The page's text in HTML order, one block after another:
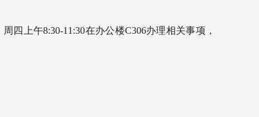
四上午8:30-11:30在办公楼C306办理相关事项，